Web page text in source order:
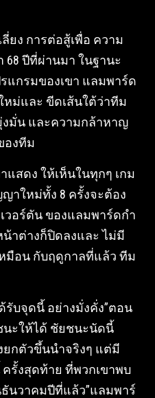
ยง การต่อสู้เพื่อ ความ
68 ปีที่ผ่านมา ในฐานะ
แกรมของเขา แลมพาร์ด
หม่และ ขีดเส้นใต้ว่าทีม
งมั่น และความกล้าหาญ
องทีม
แสดง ให้เห็นในทุกๆ เกม
าใหม่ทั้ง 8 ครั้งจะต้อง
วอร์ตัน ของแลมพาร์ดกํา
น้าต่างก็ปิดลงและ ไม่มี
มือน กับฤดูกาลที่แล้ว ทีม
รับจุดนี้ อย่างมั่งคั่ง”ตอน
นะให้ได้ ชัยชนะนัดนี้
กตัวขึ้นนําจริงๆ แต่มี
ครั้งสุดท้าย ที่พวกเขาพบ
นวาคมปีที่แล้ว”แลมพาร์